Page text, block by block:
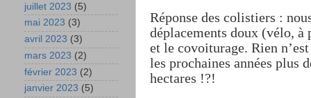
Réponse des colistiers :
déplacements doux (vélo,
et le covoiturage. Rien
les prochaines années plus
hectares !?!
juillet 2023 (5)
mai 2023 (3)
avril 2023 (3)
mars 2023 (2)
février 2023 (2)
janvier 2023 (5)